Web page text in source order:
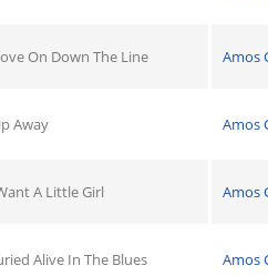
On Down The Line Amos
Away Amos
A Little Girl Amos
Alive In The Blues Amos